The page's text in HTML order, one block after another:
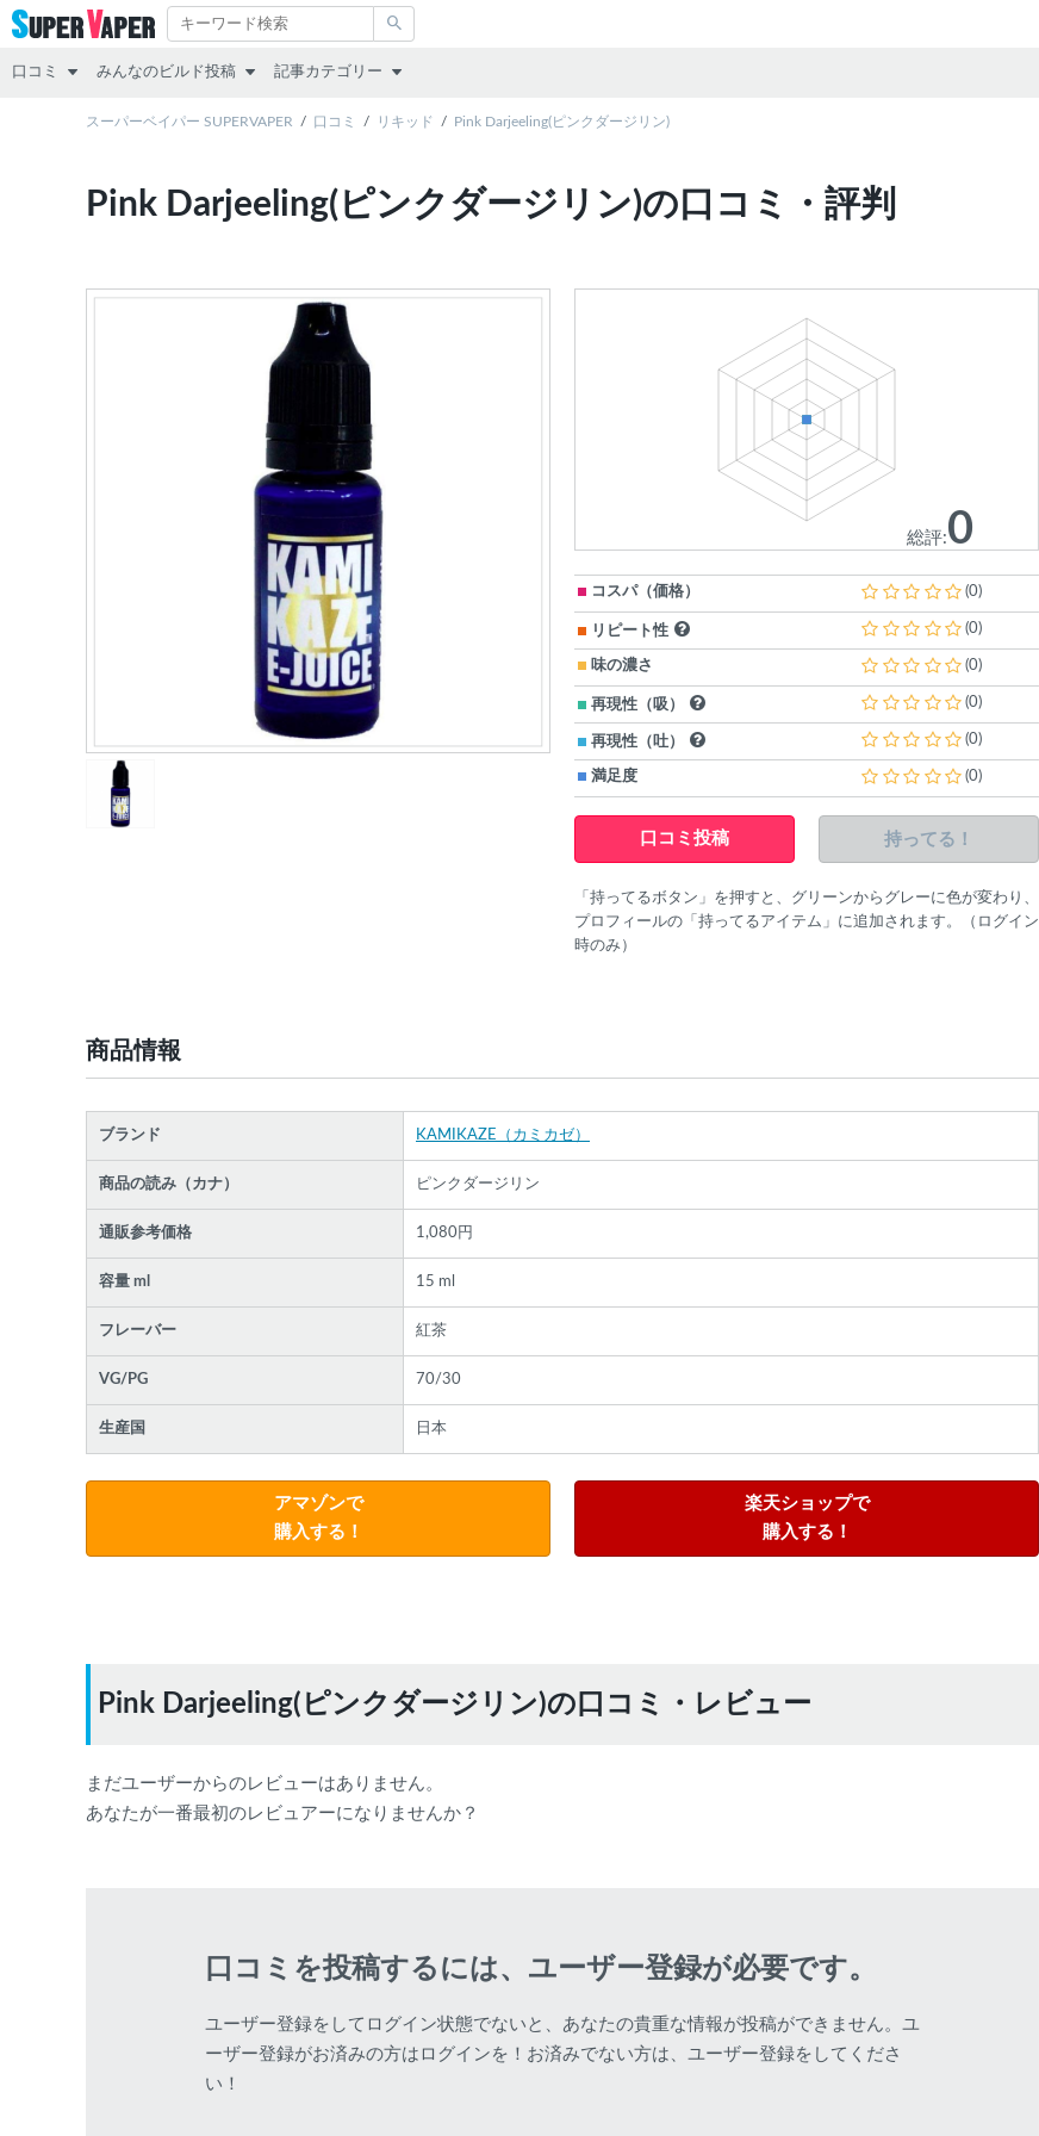
口コミ
スターターキット
みんなのビルド投稿
RDA
記事カテゴリー
その他
リキッド
MOD
アトマイザー
コラム
ショップ情報
スーパーベイパー SUPERVAPER 口コミ リキッド Pink Darjeeling(ピンクダージリン)
Pink Darjeeling(ピンクダージリン)の口コミ・評判
総評:0
コスパ（価格） (0)
リピート性 (0)
味の濃さ (0)
再現性（吸） (0)
再現性（吐） (0)
満足度 (0)
口コミ投稿 持ってる！
「持ってるボタン」を押すと、グリーンからグレーに色が変わり、
プロフィールの「持ってるアイテム」に追加されます。（ログイン
時のみ）
商品情報
ブランド KAMIKAZE（カミカゼ）
商品の読み（カナ） ピンクダージリン
通販参考価格 1,080円
容量 ml 15 ml
フレーバー 紅茶
VG/PG 70/30
生産国 日本
アマゾンで
購入する！
楽天ショップで
購入する！
Pink Darjeeling(ピンクダージリン)の口コミ・レビュー
まだユーザーからのレビューはありません。
あなたが一番最初のレビュアーになりませんか？
口コミを投稿するには、ユーザー登録が必要です。
ユーザー登録をしてログイン状態でないと、あなたの貴重な情報が投稿ができません。ユ
ーザー登録がお済みの方はログインを！お済みでない方は、ユーザー登録をしてくださ
い！